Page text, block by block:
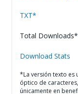
TXT*
Total
Download Stats
*La versión texto es
óptico de
únicamente en